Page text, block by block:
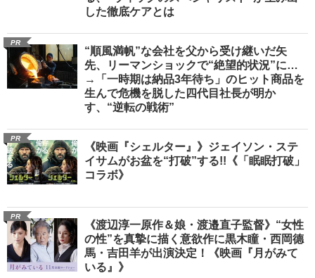
した徹底ケアとは
PR
“順風満帆”な会社を父から受け継いだ矢
先、リーマンショックで“絶望的状況”に…
→「一時期は納品3年待ち」のヒット商品を
生んで危機を脱した四代目社長が明か
す、“逆転の戦術”
PR
《映画『シェルター』》ジェイソン・ステ
イサムがお盆を“打破”する!!《「眠眠打破」
コラボ》
PR
《渡辺淳一原作＆娘・渡邉直子監督》“女性
の性”を真摯に描く意欲作に黒木瞳・西岡德
馬・吉田羊が出演決定！《映画『月がみて
いる』》